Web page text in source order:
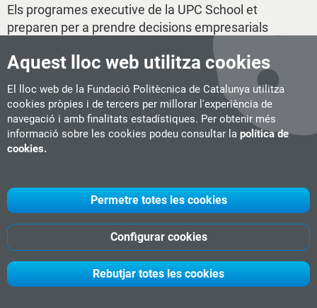
Aquest lloc web utilitza cookies
El lloc web de la Fundació Politècnica de Catalunya utilitza
cookies pròpies i de tercers per millorar l'experiència de
navegació i amb finalitats estadístiques. Per obtenir més
informació sobre les cookies podeu consultar la política de
cookies.
Rebutjar totes les cookies
Configurar cookies
Permetre totes les cookies
Els programes executive de la UPC School et
preparen per a prendre decisions empresarials
transformadores que demana el context canviant
d'avui dia. Adquireix noves habilitats professionals
i personals en direcció, lideratge i transformació
de negocis i empreses, unitats operatives o
startups.
Tria el teu programa!